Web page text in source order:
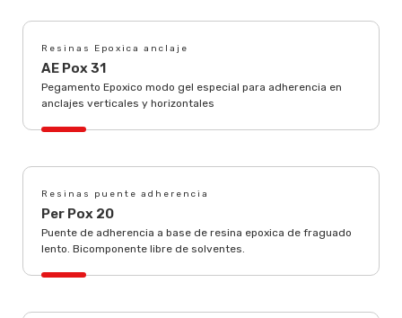
Resinas Epoxica anclaje
AE Pox 31
Pegamento Epoxico modo gel especial para adherencia en
anclajes verticales y horizontales
Resinas puente adherencia
Per Pox 20
Puente de adherencia a base de resina epoxica de fraguado
lento. Bicomponente libre de solventes.